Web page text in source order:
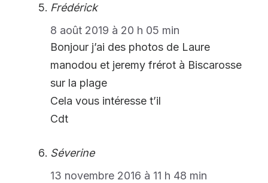
Frédérick
8 août 2019 à 20 h 05 min
Bonjour j’ai des photos de Laure
manodou et jeremy frérot à Biscarosse
sur la plage
Cela vous intéresse t’il
Cdt
Séverine
13 novembre 2016 à 11 h 48 min